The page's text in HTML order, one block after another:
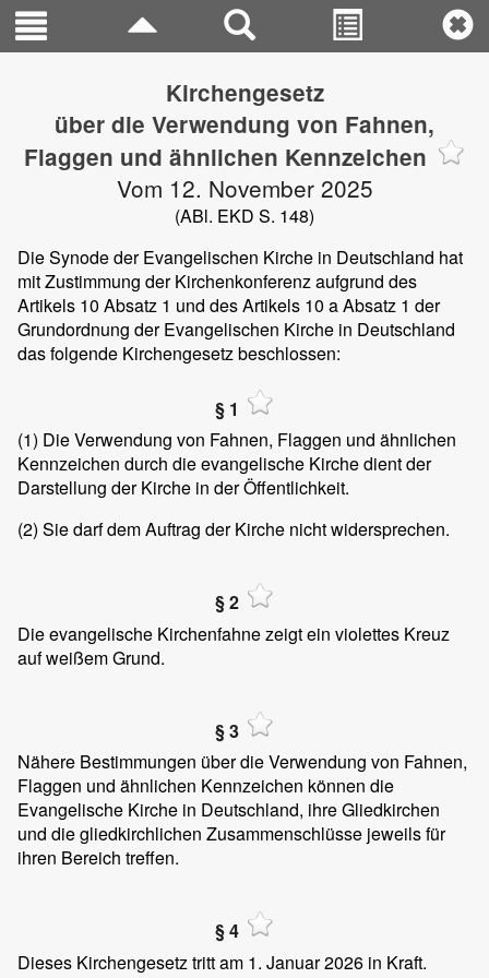
Kirchengesetz
über die Verwendung von Fahnen,
Flaggen und ähnlichen Kennzeichen
Vom 12. November 2025
(ABl. EKD S. 148)
Die Synode der Evangelischen Kirche in Deutschland hat
mit Zustimmung der Kirchenkonferenz aufgrund des
Artikels 10 Absatz 1 und des Artikels 10 a Absatz 1 der
Grundordnung der Evangelischen Kirche in Deutschland
das folgende Kirchengesetz beschlossen:
§ 1
(1) Die Verwendung von Fahnen, Flaggen und ähnlichen
Kennzeichen durch die evangelische Kirche dient der
Darstellung der Kirche in der Öffentlichkeit.
(2) Sie darf dem Auftrag der Kirche nicht widersprechen.
§ 2
Die evangelische Kirchenfahne zeigt ein violettes Kreuz
auf weißem Grund.
§ 3
Nähere Bestimmungen über die Verwendung von Fahnen,
Flaggen und ähnlichen Kennzeichen können die
Evangelische Kirche in Deutschland, ihre Gliedkirchen
und die gliedkirchlichen Zusammenschlüsse jeweils für
ihren Bereich treffen.
§ 4
Dieses Kirchengesetz tritt am 1. Januar 2026 in Kraft.